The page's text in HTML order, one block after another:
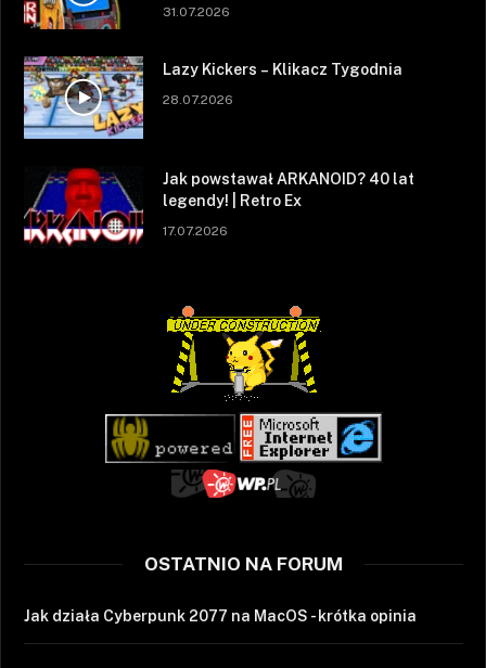
31.07.2026
Lazy Kickers – Klikacz Tygodnia
28.07.2026
Jak powstawał ARKANOID? 40 lat
legendy! | Retro Ex
17.07.2026
OSTATNIO NA FORUM
Jak działa Cyberpunk 2077 na MacOS - krótka opinia